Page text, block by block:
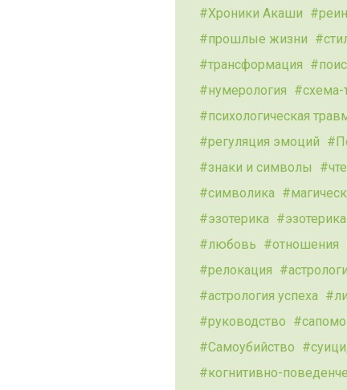
Хроники Акаши
прошлые жизни
трансформация
нумерология
схема-
психологическая
регуляция эмоций
знаки и символы
символика
эзотерика
любовь
отношения
релокация
астрология успеха
руководство
Самоубийство
когнитивно-